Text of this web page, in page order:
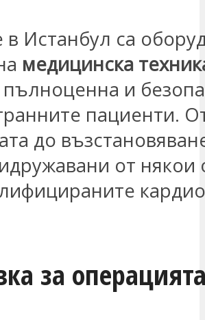
в Истанбул са
медицинска
пълноценна и
пациенти.
до
от някои
за